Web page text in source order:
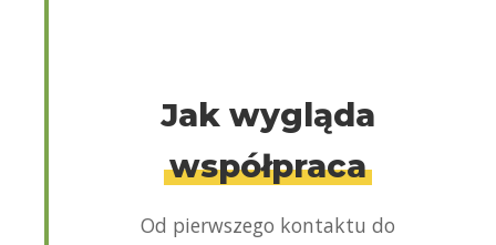
Jak wygląda
współpraca
Od pierwszego kontaktu do